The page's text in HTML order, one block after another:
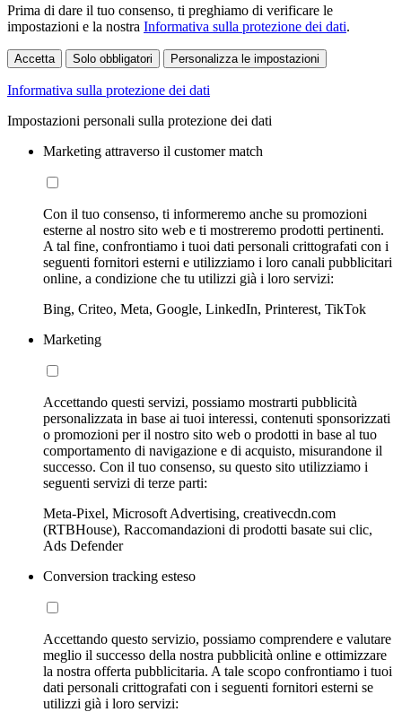
Prima di dare il tuo consenso, ti preghiamo di verificare le
impostazioni e la nostra Informativa sulla protezione dei dati.
Accetta Solo obbligatori Personalizza le impostazioni
Informativa sulla protezione dei dati
Impostazioni personali sulla protezione dei dati
Marketing attraverso il customer match
Con il tuo consenso, ti informeremo anche su promozioni
esterne al nostro sito web e ti mostreremo prodotti pertinenti.
A tal fine, confrontiamo i tuoi dati personali crittografati con i
seguenti fornitori esterni e utilizziamo i loro canali pubblicitari
online, a condizione che tu utilizzi già i loro servizi:
Bing, Criteo, Meta, Google, LinkedIn, Printerest, TikTok
Marketing
Accettando questi servizi, possiamo mostrarti pubblicità
personalizzata in base ai tuoi interessi, contenuti sponsorizzati
o promozioni per il nostro sito web o prodotti in base al tuo
comportamento di navigazione e di acquisto, misurandone il
successo. Con il tuo consenso, su questo sito utilizziamo i
seguenti servizi di terze parti:
Meta-Pixel, Microsoft Advertising, creativecdn.com
(RTBHouse), Raccomandazioni di prodotti basate sui clic,
Ads Defender
Conversion tracking esteso
Accettando questo servizio, possiamo comprendere e valutare
meglio il successo della nostra pubblicità online e ottimizzare
la nostra offerta pubblicitaria. A tale scopo confrontiamo i tuoi
dati personali crittografati con i seguenti fornitori esterni se
utilizzi già i loro servizi: